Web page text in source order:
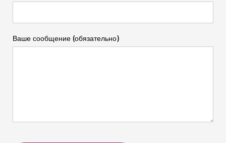
Ваше сообщение (обязательно)